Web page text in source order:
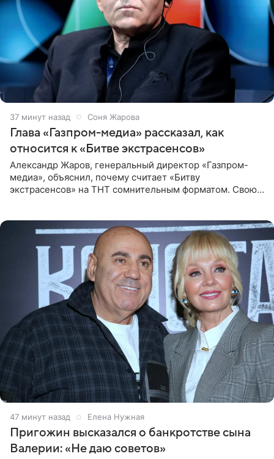
37 минут назад Соня Жарова
Глава «Газпром-медиа» рассказал, как
относится к «Битве экстрасенсов»
Александр Жаров, генеральный директор «Газпром-
медиа», объяснил, почему считает «Битву
экстрасенсов» на ТНТ сомнительным форматом. Свою
47 минут назад Елена Нужная
Пригожин высказался о банкротстве сына
Валерии: «Не даю советов»